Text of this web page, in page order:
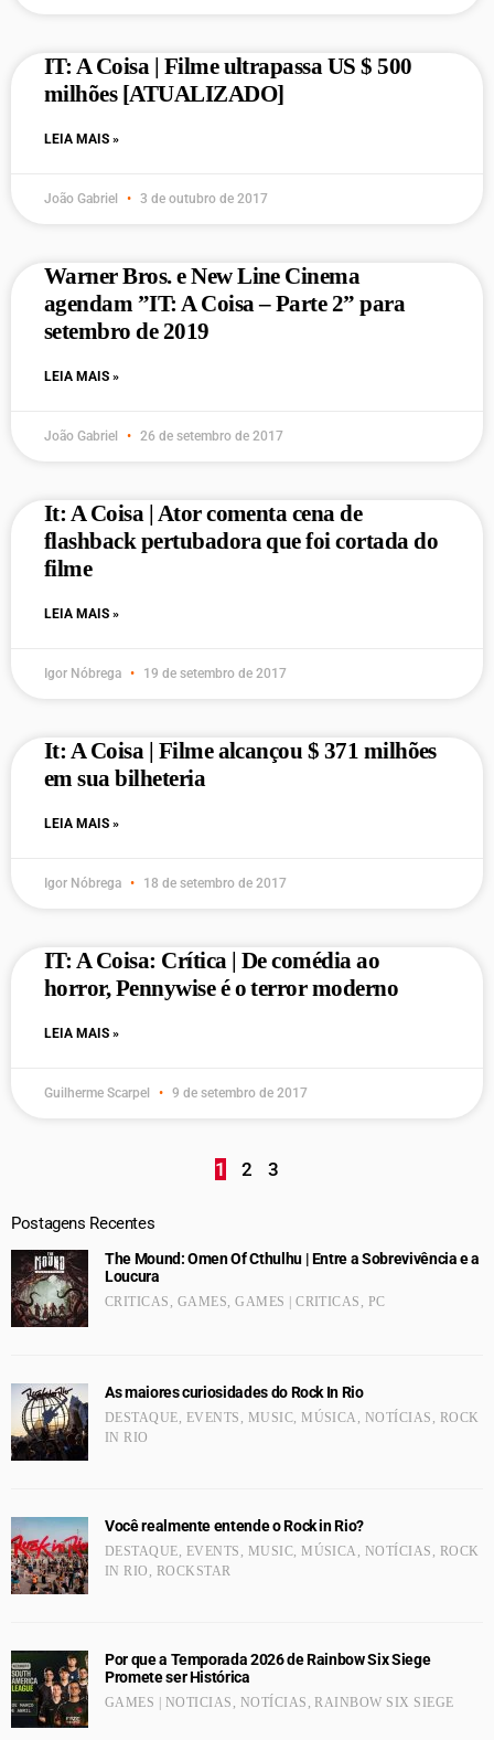
IT: A Coisa | Filme ultrapassa US $ 500
milhões [ATUALIZADO]
LEIA MAIS »
João Gabriel 3 de outubro de 2017
Warner Bros. e New Line Cinema
agendam ”IT: A Coisa – Parte 2” para
setembro de 2019
LEIA MAIS »
João Gabriel 26 de setembro de 2017
It: A Coisa | Ator comenta cena de
flashback pertubadora que foi cortada do
filme
LEIA MAIS »
Igor Nóbrega 19 de setembro de 2017
It: A Coisa | Filme alcançou $ 371 milhões
em sua bilheteria
LEIA MAIS »
Igor Nóbrega 18 de setembro de 2017
IT: A Coisa: Crítica | De comédia ao
horror, Pennywise é o terror moderno
LEIA MAIS »
Guilherme Scarpel 9 de setembro de 2017
1 2 3
Postagens Recentes
The Mound: Omen Of Cthulhu | Entre a Sobrevivência e a
Loucura
CRITICAS , GAMES,GAMES | CRITICAS , PC
As maiores curiosidades do Rock In Rio
DESTAQUE, EVENTS , MUSIC,MÚSICA , NOTÍCIAS , ROCK
IN RIO
Você realmente entende o Rock in Rio?
DESTAQUE, EVENTS , MUSIC,MÚSICA , NOTÍCIAS , ROCK
IN RIO , ROCKSTAR
Por que a Temporada 2026 de Rainbow Six Siege
Promete ser Histórica
GAMES | NOTICIAS , NOTÍCIAS ,RAINBOW SIX SIEGE